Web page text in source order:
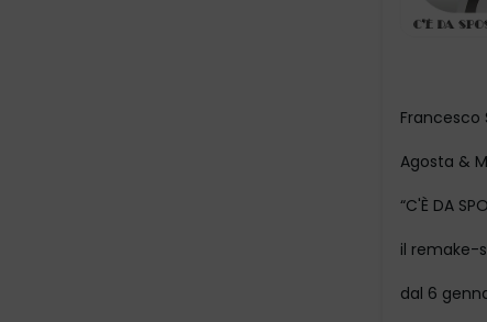
Francesco
Agosta &
“C'È DA
il remake-
dal 6